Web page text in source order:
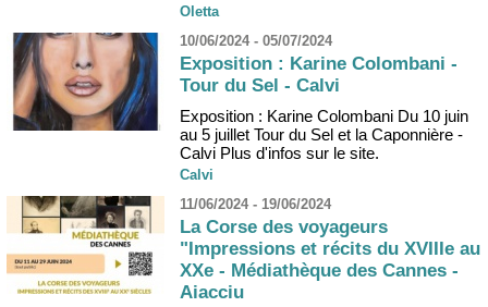
Oletta
10/06/2024 - 05/07/2024
Exposition : Karine Colombani -
Tour du Sel - Calvi
Exposition : Karine Colombani Du 10 juin
au 5 juillet Tour du Sel et la Caponnière -
Calvi Plus d'infos sur le site.
Calvi
11/06/2024 - 19/06/2024
La Corse des voyageurs
"Impressions et récits du XVIIIe au
XXe - Médiathèque des Cannes -
Aiacciu